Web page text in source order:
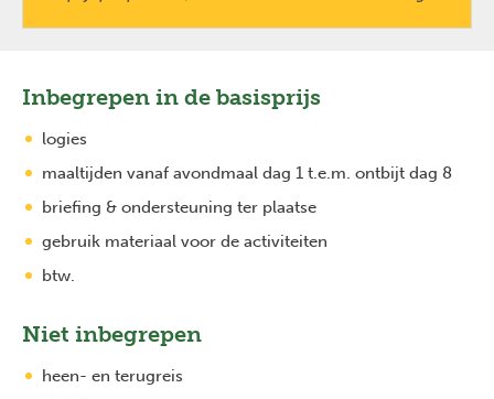
Inbegrepen in de basisprijs
logies
maaltijden vanaf avondmaal dag 1 t.e.m. ontbijt dag 8
briefing & ondersteuning ter plaatse
gebruik materiaal voor de activiteiten
btw.
Niet inbegrepen
heen- en terugreis